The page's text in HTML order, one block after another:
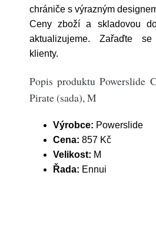
chrániče s výrazným
Ceny zboží a skladovou
aktualizujeme. Zařaďte
klienty.
Popis produktu Powerslide
Pirate (sada), M
Výrobce: Powerslide
Cena: 857 Kč
Velikost: M
Řada: Ennui